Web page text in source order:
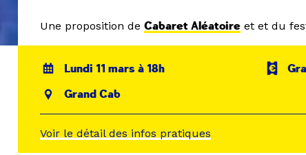
Une proposition deCabaret Aléatoire et et du
Lundi 11 mars à 18h
Grand Cab
Voir le détail des infos pratiques